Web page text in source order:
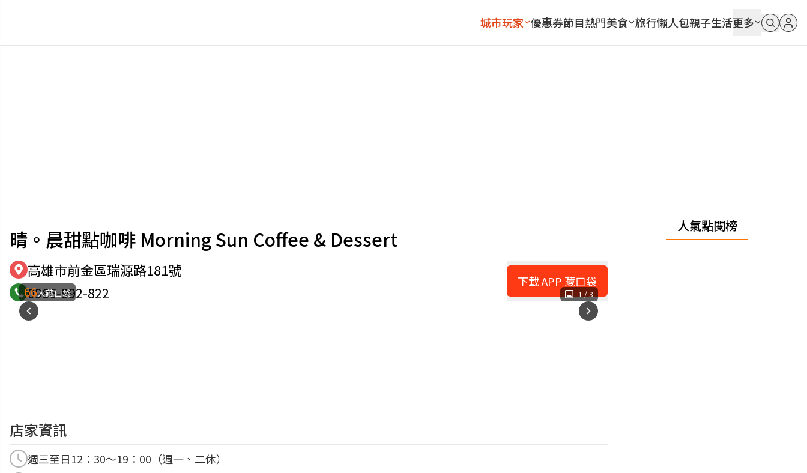
城市玩家 優惠券節目熱門美食 旅行懶人包親子生活更多
晴。晨甜點咖啡 Morning Sun Coffee & Dessert
1 /3
66人藏口袋
高雄市前金區瑞源路181號
0986-992-822
店家資訊
週三至日12：30～19：00（週一、二休）
下載 APP 藏口袋
人氣點閱榜